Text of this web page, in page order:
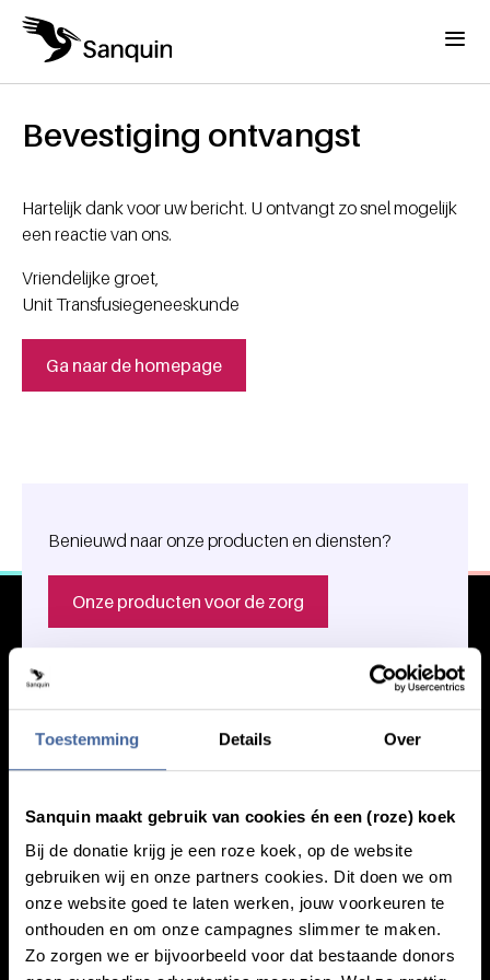
Toestemming Details Over
Sanquin maakt gebruik van cookies én een (roze) koek
Bij de donatie krijg je een roze koek, op de website
gebruiken wij en onze partners cookies. Dit doen we om
onze website goed te laten werken, jouw voorkeuren te
onthouden en om onze campagnes slimmer te maken.
Zo zorgen we er bijvoorbeeld voor dat bestaande donors
Overslaan en naar de inhoud gaan
Menu
Kruimelpad
Home
Bevestiging ontvangst
Hartelijk dank voor uw bericht. U ontvangt zo snel mogelijk
een reactie van ons.
Vriendelijke groet,
Unit Transfusiegeneeskunde
Ga naar de homepage
Algemene informatie
Benieuwd naar onze producten en diensten?
Onze producten voor de zorg
Footer navigatie
Kennis
Over doneren
Alles over bloed
Alles over plasma